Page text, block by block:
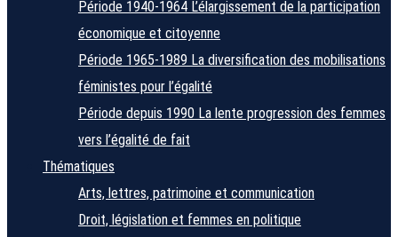
Période 1940-1964 L’élargissement de la participation
économique et citoyenne
Période 1965-1989 La diversification des mobilisations
féministes pour l’égalité
Période depuis 1990 La lente progression des femmes
vers l’égalité de fait
Thématiques
Arts, lettres, patrimoine et communication
Droit, législation et femmes en politique